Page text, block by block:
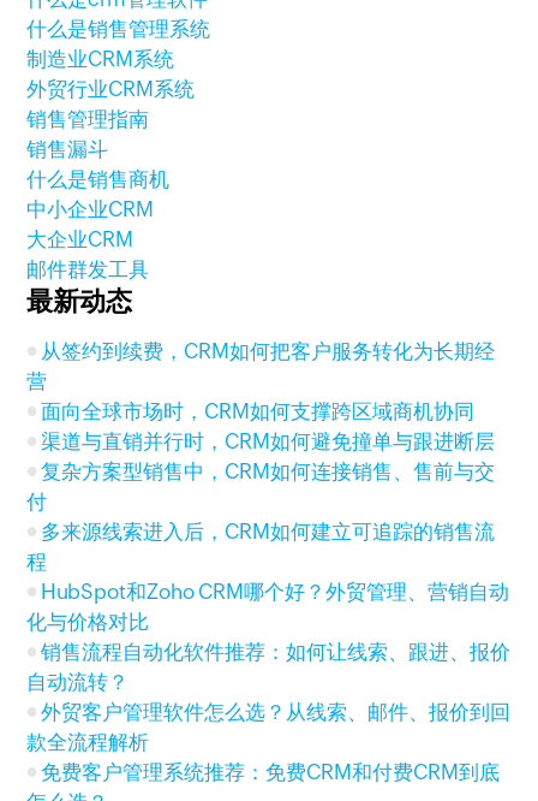
什么是销售管理系统
制造业CRM系统
外贸行业CRM系统
销售管理指南
销售漏斗
什么是销售商机
中小企业CRM
大企业CRM
邮件群发工具
最新动态
从签约到续费，CRM如何把客户服务转化为长期经
营
面向全球市场时，CRM如何支撑跨区域商机协同
渠道与直销并行时，CRM如何避免撞单与跟进断层
复杂方案型销售中，CRM如何连接销售、售前与交
付
多来源线索进入后，CRM如何建立可追踪的销售流
程
HubSpot和Zoho CRM哪个好？外贸管理、营销自动
化与价格对比
销售流程自动化软件推荐：如何让线索、跟进、报价
自动流转？
外贸客户管理软件怎么选？从线索、邮件、报价到回
款全流程解析
免费客户管理系统推荐：免费CRM和付费CRM到底